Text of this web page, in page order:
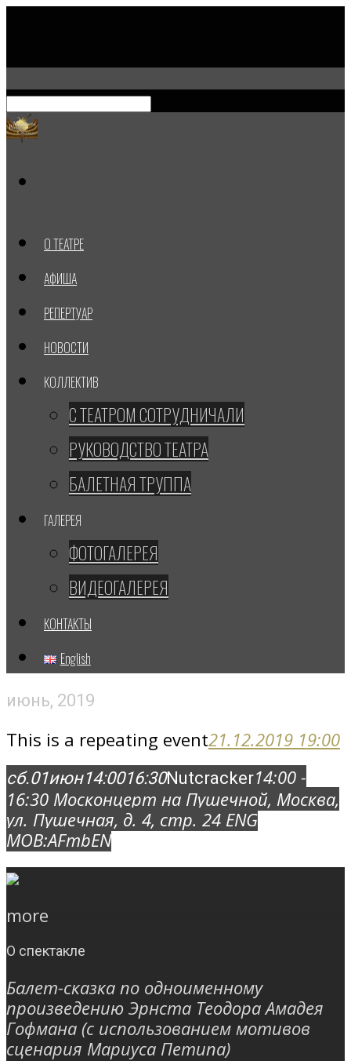
О ТЕАТРЕ
АФИША
РЕПЕРТУАР
НОВОСТИ
КОЛЛЕКТИВ
С ТЕАТРОМ СОТРУДНИЧАЛИ
РУКОВОДСТВО ТЕАТРА
БАЛЕТНАЯ ТРУППА
ГАЛЕРЕЯ
ФОТОГАЛЕРЕЯ
ВИДЕОГАЛЕРЕЯ
КОНТАКТЫ
English
июнь, 2019
This is a repeating event21.12.2019 19:00
сб.01июн14:0016:30Nutcracker14:00 -
16:30 Москонцерт на Пушечной, Москва,
ул. Пушечная, д. 4, стр. 24 ENG
MOB:AFmbEN
more
О спектакле
Балет-сказка по одноименному
произведению Эрнста Теодора Амадея
Гофмана (с использованием мотивов
сценария Мариуса Петипа)